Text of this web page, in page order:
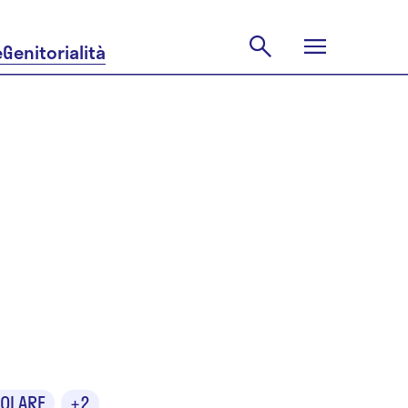
Genitorialità
+2